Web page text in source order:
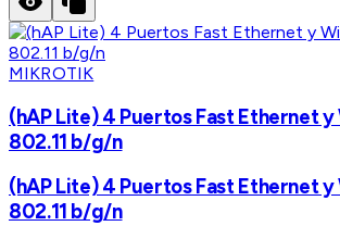
MIKROTIK
(hAP Lite) 4 Puertos Fast Ethernet y
802.11 b/g/n
(hAP Lite) 4 Puertos Fast Ethernet y
802.11 b/g/n